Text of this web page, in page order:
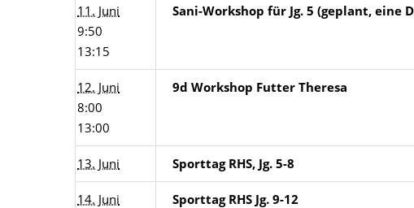
11. Juni
9:50
13:15
Sani-Workshop für Jg. 5 (geplant, eine
12. Juni
8:00
13:00
9d Workshop Futter Theresa
13. Juni Sporttag RHS, Jg. 5-8
14. Juni Sporttag RHS Jg. 9-12